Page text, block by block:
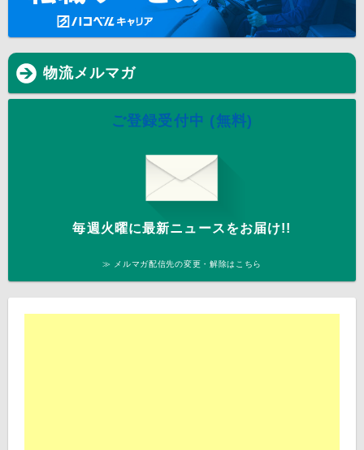
物流メルマガ
ご登録受付中 (無料)
毎週火曜に最新ニュースをお届け!!
≫ メルマガ配信先の変更・解除はこちら